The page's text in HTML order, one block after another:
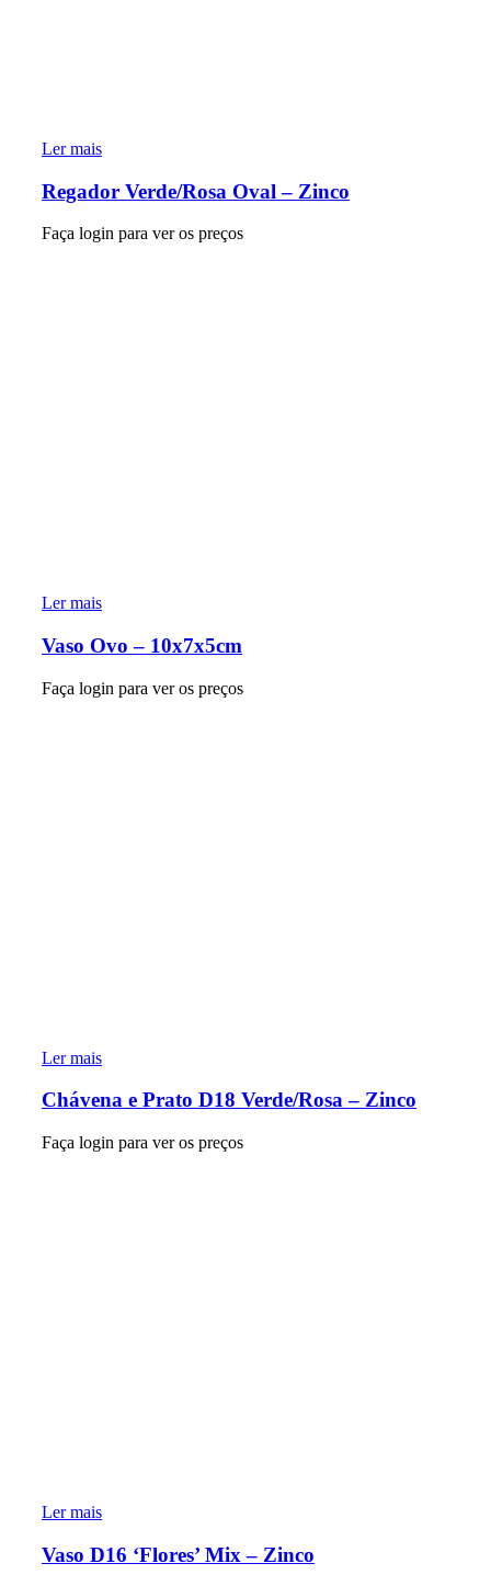
Ler mais
Regador Verde/Rosa Oval – Zinco
Faça login para ver os preços
Ler mais
Vaso Ovo – 10x7x5cm
Faça login para ver os preços
Ler mais
Chávena e Prato D18 Verde/Rosa – Zinco
Faça login para ver os preços
Ler mais
Vaso D16 ‘Flores’ Mix – Zinco